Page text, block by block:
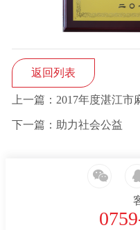
返回列表
上一篇：2017年度湛江
下一篇：助力社会公益